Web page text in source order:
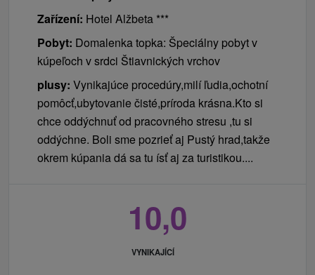
Zařízení: Hotel Alžbeta ***
Pobyt: Domalenka topka: Špeciálny pobyt v
kúpeľoch v srdci Štiavnických vrchov
plusy: Vynikajúce procedúry,milí ľudia,ochotní
pomôcť,ubytovanie čisté,príroda krásna.Kto si
chce oddýchnuť od pracovného stresu ,tu si
oddýchne. Boli sme pozrieť aj Pustý hrad,takže
okrem kúpania dá sa tu ísť aj za turistikou....
10,0
VYNIKAJÍCÍ